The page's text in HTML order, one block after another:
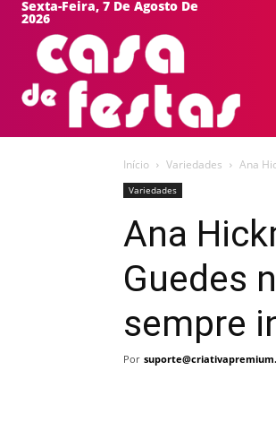
Sexta-Feira, 7 De Agosto De
2026
Início Variedades Ana
Variedades
Ana
Guedes
sempre
Por